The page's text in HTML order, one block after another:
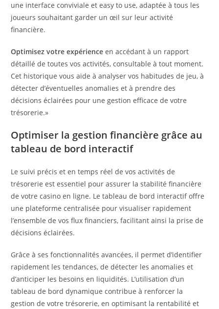
une interface conviviale et easy to use, adaptée à tous les
joueurs souhaitant garder un œil sur leur activité
financière.
Optimisez votre expérience en accédant à un rapport
détaillé de toutes vos activités, consultable à tout moment.
Cet historique vous aide à analyser vos habitudes de jeu, à
détecter d’éventuelles anomalies et à prendre des
décisions éclairées pour une gestion efficace de votre
trésorerie.»
Optimiser la gestion financière grâce au
tableau de bord interactif
Le suivi précis et en temps réel de vos activités de
trésorerie est essentiel pour assurer la stabilité financière
de votre casino en ligne. Le tableau de bord interactif offre
une plateforme centralisée pour visualiser rapidement
l’ensemble de vos flux financiers, facilitant ainsi la prise de
décisions éclairées.
Grâce à ses fonctionnalités avancées, il permet d’identifier
rapidement les tendances, de détecter les anomalies et
d’anticiper les besoins en liquidités. L’utilisation d’un
tableau de bord dynamique contribue à renforcer la
gestion de votre trésorerie, en optimisant la rentabilité et